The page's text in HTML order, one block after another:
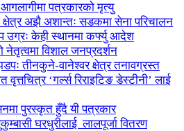
आगलागीमा पत्रकारको मृत्यु
अझै अशान्तः सडकमा सेना परिचालन
उग्रः केही स्थानमा कर्फ्यु आदेश
नेतृत्वमा विशाल जनप्रदर्शन
झडपः तीनकुने-वानेश्वर क्षेत्र तनावग्रस्त
वृत्तचित्र ‘गर्ल्स रिराइटिङ डेस्टीनी’ लाई
पुरस्कृत हुँदै यी पत्रकार
घरधुरीलाई लालपूर्जा वितरण